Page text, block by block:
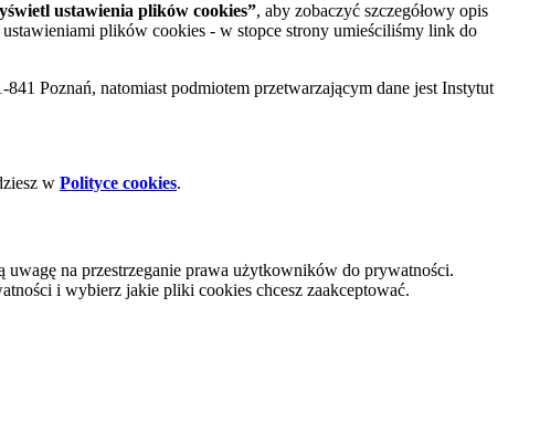
ustawienia plików cookies”, aby zobaczyć szczegółowy opis
plików cookies - w stopce strony umieściliśmy link do
Poznań, natomiast podmiotem przetwarzającym dane jest Instytut
w Polityce cookies.
na przestrzeganie prawa użytkowników do prywatności.
i wybierz jakie pliki cookies chcesz zaakceptować.